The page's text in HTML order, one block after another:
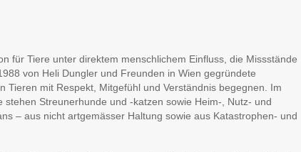
für Tiere unter direktem menschlichem Einfluss, die Missstände
von Heli Dungler und Freunden in Wien gegründete
Tieren mit Respekt, Mitgefühl und Verständnis begegnen. Im
Streunerhunde und -katzen sowie Heim-, Nutz- und
– aus nicht artgemässer Haltung sowie aus Katastrophen- und